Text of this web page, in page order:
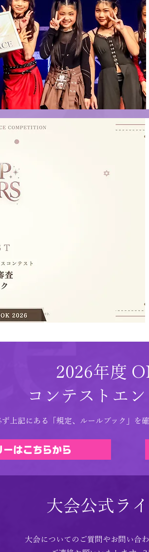
2026年度
コンテストエ
ず上記にある「規定、ルールブック」を
ーはこちらから
大会公式ラ
大会についてのご質問やお問い合